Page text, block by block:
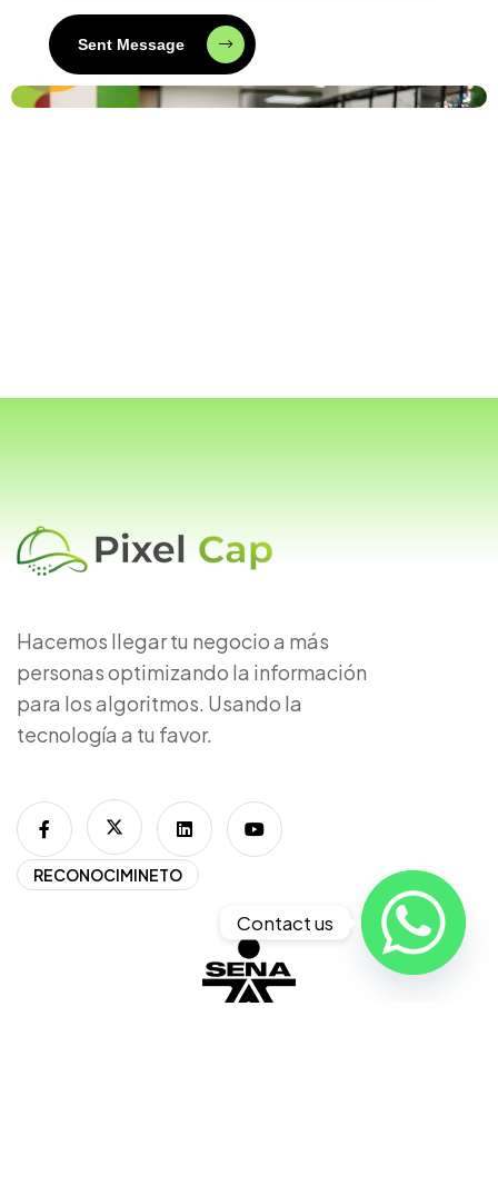
Sent Message
Hacemos llegar tu negocio a más
personas optimizando la información
para los algoritmos. Usando la
tecnología a tu favor.
RECONOCIMINETO
Contact us